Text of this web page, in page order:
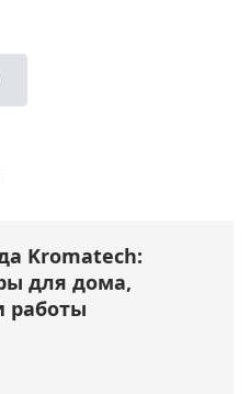
Kromatech:
для дома,
работы